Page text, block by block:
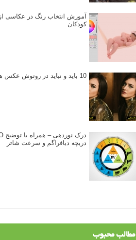
آموزش انتخاب رنگ در عکاسی از
کودکان
10 باید و نباید در روتوش عکس ها
دریچه دیافراگم و سرعت شاتر
مطالب محبوب